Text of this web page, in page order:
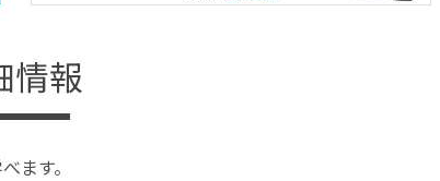
情報
ます。